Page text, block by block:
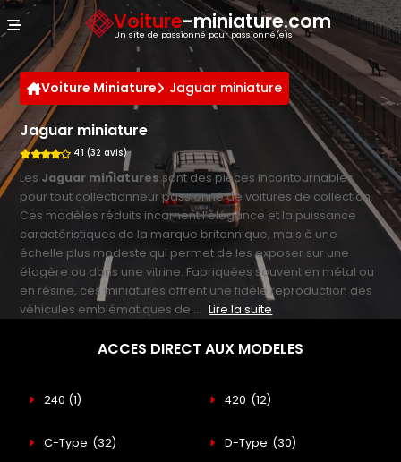
Voiture-miniature.com
Un site de passionné pour passionné(e)s
Voiture Miniature Jaguar miniature
Jaguar miniature
4.1 (32 avis)
Les Jaguar miniatures sont des pièces incontournables
pour tout collectionneur passionné de voitures de collection.
Ces modèles réduits incarnent l’élégance et la puissance
caractéristiques de la marque britannique, mais à une
échelle plus modeste qui permet de les exposer sur une
étagère ou dans une vitrine. Fabriquées souvent en métal ou
en résine, ces miniatures offrent une fidèle reproduction des
véhicules emblématiques de ... Lire la suite
ACCES DIRECT AUX MODELES
240 (1) 420 (12)
C-Type (32) D-Type (30)
Panneau de gestion des cookies